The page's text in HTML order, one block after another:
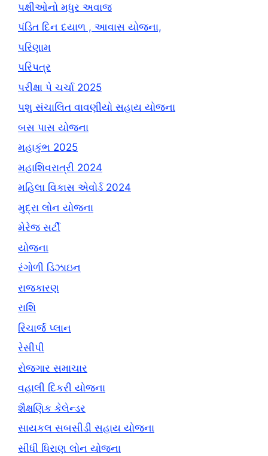
પક્ષીઓનો મધુર અવાજ
પંડિત દિન દયાળ , આવાસ યોજના,
પરિણામ
પરિપત્ર
પરીક્ષા પે ચર્ચા 2025
પશુ સંચાલિત વાવણીયો સહાય યોજના
બસ પાસ યોજના
મહાકુંભ 2025
મહાશિવરાત્રી 2024
મહિલા વિકાસ એવોર્ડ 2024
મુદ્રા લોન યોજના
મેરેજ સર્ટી
યોજના
રંગોળી ડિઝાઇન
રાજકારણ
રાશિ
રિચાર્જ પ્લાન
રેસીપી
રોજગાર સમાચાર
વહાલી દિકરી યોજના
શૈક્ષણિક કેલેન્ડર
સાયકલ સબસીડી સહાય યોજના
સીધી ધિરાણ લોન યોજના